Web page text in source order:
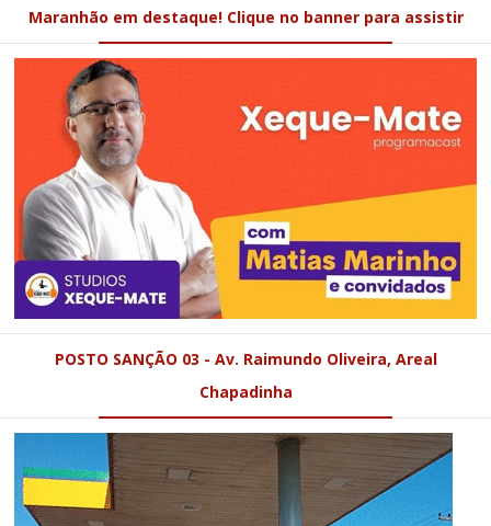
Maranhão em destaque! Clique no banner para assistir
POSTO SANÇÃO 03 - Av. Raimundo Oliveira, Areal
Chapadinha